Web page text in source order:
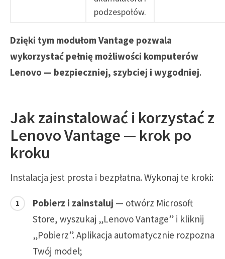
podzespołów.
Dzięki tym modułom Vantage pozwala
wykorzystać pełnię możliwości komputerów
Lenovo — bezpieczniej, szybciej i wygodniej.
Jak zainstalować i korzystać z
Lenovo Vantage — krok po
kroku
Instalacja jest prosta i bezpłatna. Wykonaj te kroki:
Pobierz i zainstaluj — otwórz Microsoft
Store, wyszukaj „Lenovo Vantage” i kliknij
„Pobierz”. Aplikacja automatycznie rozpozna
Twój model;